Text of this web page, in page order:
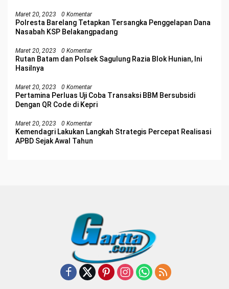
Maret 20, 2023 0 Komentar
Polresta Barelang Tetapkan Tersangka Penggelapan Dana
Nasabah KSP Belakangpadang
Maret 20, 2023 0 Komentar
Rutan Batam dan Polsek Sagulung Razia Blok Hunian, Ini
Hasilnya
Maret 20, 2023 0 Komentar
Pertamina Perluas Uji Coba Transaksi BBM Bersubsidi
Dengan QR Code di Kepri
Maret 20, 2023 0 Komentar
Kemendagri Lakukan Langkah Strategis Percepat Realisasi
APBD Sejak Awal Tahun